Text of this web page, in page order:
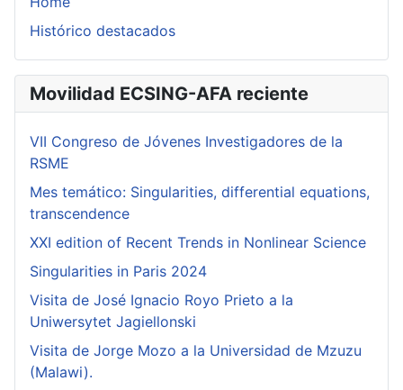
Histórico destacados
Movilidad ECSING-AFA reciente
VII Congreso de Jóvenes Investigadores de la
RSME
Mes temático: Singularities, differential equations,
transcendence
XXI edition of Recent Trends in Nonlinear Science
Singularities in Paris 2024
Visita de José Ignacio Royo Prieto a la
Uniwersytet Jagiellonski
Visita de Jorge Mozo a la Universidad de Mzuzu
(Malawi).